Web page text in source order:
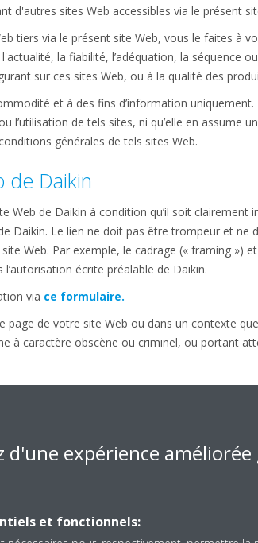
d'autres sites Web accessibles via le présent
tiers via le présent site Web, vous le faites à
la fiabilité, l’adéquation, la séquence
sur ces sites Web, ou à la qualité des
et à des fins d’information uniquement.
l’utilisation de tels sites, ni qu’elle en assume
générales de tels sites Web.
de Daikin
Web de Daikin à condition qu’il soit clairement
Daikin. Le lien ne doit pas être trompeur et
Web. Par exemple, le cadrage (« framing »)
écrite préalable de Daikin.
via ce formulaire.
page de votre site Web ou dans un contexte
à caractère obscène ou criminel, ou portant
concernant
ininterrompu et/ou sans erreur au site Web.
de quelque nature que ce soit, expresse ou
ou les garanties implicites de qualité
la sécurité, la fiabilité ou le contenu du
des erreurs techniques ou autres, des
le contenu, la structure et les services
d'une expérience améliorée
et fonctionnels: